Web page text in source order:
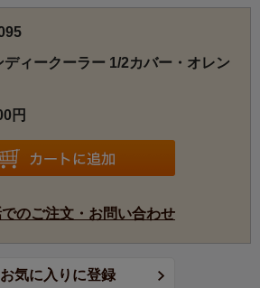
ディークーラー 1/2カバー・オレン
円
のご注文・お問い合わせ